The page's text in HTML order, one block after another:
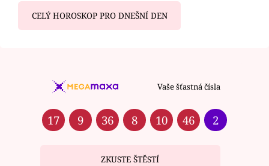
CELÝ HOROSKOP PRO DNEŠNÍ DEN
Vaše šťastná čísla
17 9 36 8 10 46 2
ZKUSTE ŠTĚSTÍ